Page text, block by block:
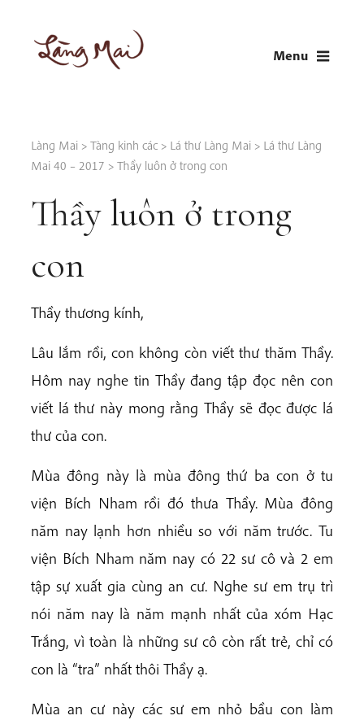
content
Menu
Làng Mai > Tàng kinh các > Lá thư Làng Mai > Lá thư Làng
Mai 40 – 2017 > Thầy luôn ở trong con
Thầy luôn ở trong
con
Thầy thương kính,
Lâu lắm rồi, con không còn viết thư thăm Thầy.
Hôm nay nghe tin Thầy đang tập đọc nên con
viết lá thư này mong rằng Thầy sẽ đọc được lá
thư của con.
Mùa đông này là mùa đông thứ ba con ở tu
viện Bích Nham rồi đó thưa Thầy. Mùa đông
năm nay lạnh hơn nhiều so với năm trước. Tu
viện Bích Nham năm nay có 22 sư cô và 2 em
tập sự xuất gia cùng an cư. Nghe sư em trụ trì
nói năm nay là năm mạnh nhất của xóm Hạc
Trắng, vì toàn là những sư cô còn rất trẻ, chỉ có
con là “tra” nhất thôi Thầy ạ.
Mùa an cư này các sư em nhỏ bầu con làm